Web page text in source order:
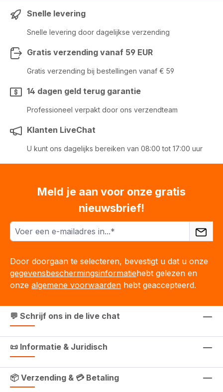
Snelle levering
Snelle levering door dagelijkse verzending
Gratis verzending vanaf 59 EUR
Gratis verzending bij bestellingen vanaf € 59
14 dagen geld terug garantie
Professioneel verpakt door ons verzendteam
Klanten LiveChat
U kunt ons dagelijks bereiken van 08:00 tot 17:00 uur
Meld je aan voor onze gratis
nieuwsbrief!
Door doorgaan te selecteren, bevestigt u dat u onze
gegevensbeschermingsinformatiehebt gelezen en
onze algemene voorwaarden hebt geaccepteerd.
💬 Schrijf ons in de live chat
📜 Informatie & Juridisch
📦 Verzending & 💳 Betaling